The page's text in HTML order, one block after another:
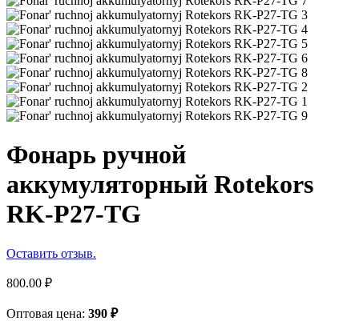
Фонарь ручной
аккумуляторный Rotekors
RK-P27-TG
Оставить отзыв.
800.00 ₽
Оптовая цена: 390 ₽